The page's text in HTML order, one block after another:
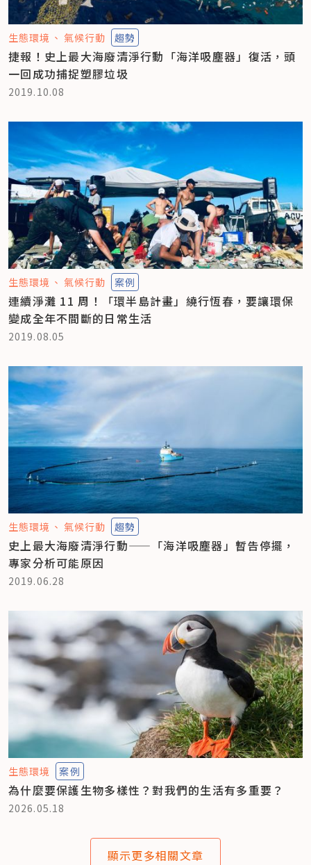
生態環境 氣候行動 趨勢
捷報！史上最大海廢清淨行動「海洋吸塵器」復活，頭
一回成功捕捉塑膠垃圾
2019.10.08
生態環境 氣候行動 案例
連續淨灘 11 周！「環半島計畫」繞行恆春，要讓環保
變成全年不間斷的日常生活
2019.08.05
生態環境 氣候行動 趨勢
史上最大海廢清淨行動——「海洋吸塵器」暫告停擺，
專家分析可能原因
2019.06.28
生態環境 案例
為什麼要保護生物多樣性？對我們的生活有多重要？
2026.05.18
顯示更多相關文章